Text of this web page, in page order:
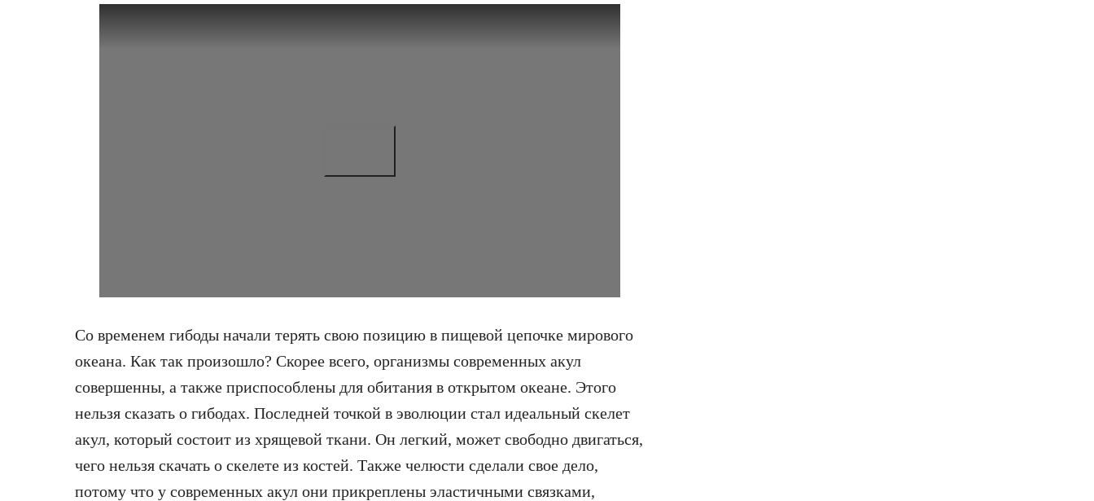
Со временем гибоды начали терять свою позицию в пищевой цепочке мирового
океана. Как так произошло? Скорее всего, организмы современных акул
совершенны, а также приспособлены для обитания в открытом океане. Этого
нельзя сказать о гибодах. Последней точкой в эволюции стал идеальный скелет
акул, который состоит из хрящевой ткани. Он легкий, может свободно двигаться,
чего нельзя скачать о скелете из костей. Также челюсти сделали свое дело,
потому что у современных акул они прикреплены эластичными связками,